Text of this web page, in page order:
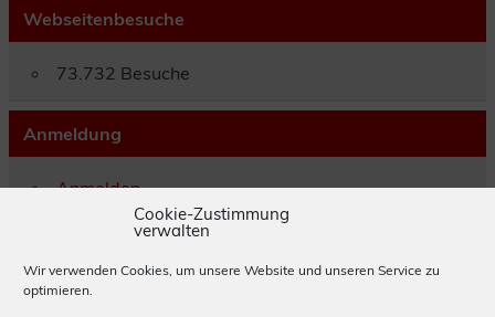
Cookie-Zustimmung
verwalten
Wir verwenden Cookies, um unsere Website und unseren Service zu
optimieren.
Webseitenbesuche
73.732 Besuche
Anmeldung
Anmelden
Eintrags-Feed
Kommentar-Feed
WordPress.org